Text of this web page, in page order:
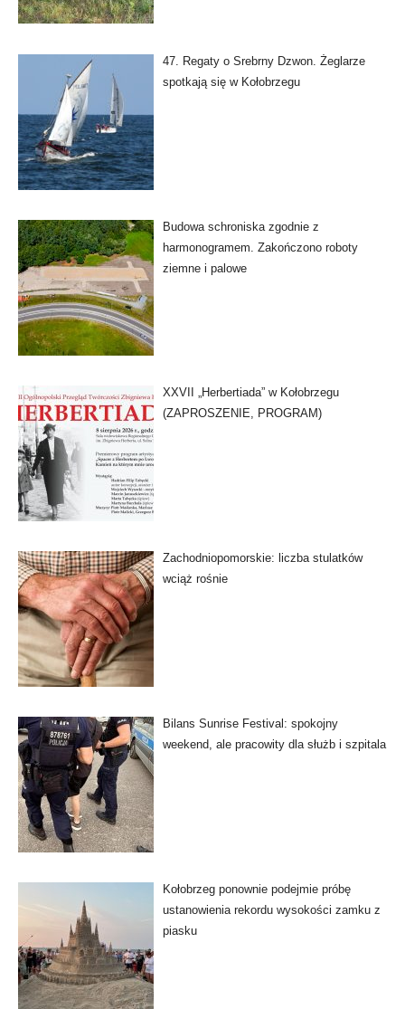
47. Regaty o Srebrny Dzwon. Żeglarze
spotkają się w Kołobrzegu
Budowa schroniska zgodnie z
harmonogramem. Zakończono roboty
ziemne i palowe
XXVII „Herbertiada” w Kołobrzegu
(ZAPROSZENIE, PROGRAM)
Zachodniopomorskie: liczba stulatków
wciąż rośnie
Bilans Sunrise Festival: spokojny
weekend, ale pracowity dla służb i szpitala
Kołobrzeg ponownie podejmie próbę
ustanowienia rekordu wysokości zamku z
piasku